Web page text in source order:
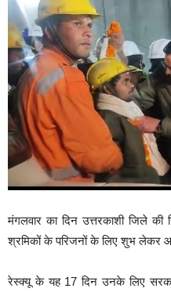
मंगलवार का दिन उत्तरकाशी जिले
श्रमिकों के परिजनों के लिए शुभ लेकर
रेस्क्यू के यह 17 दिन उनके लिए